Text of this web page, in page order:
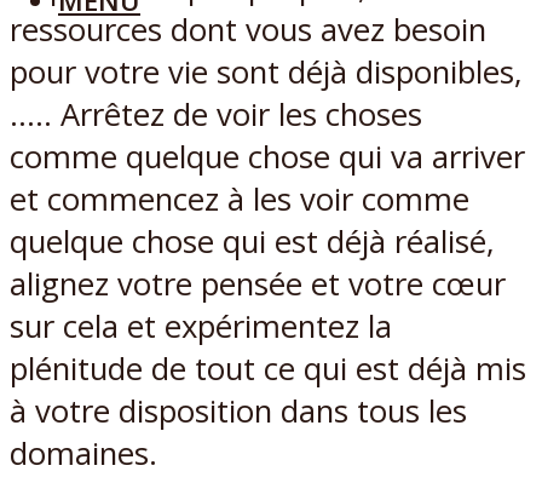
ressources dont vous avez besoin
pour votre vie sont déjà disponibles,
….. Arrêtez de voir les choses
comme quelque chose qui va arriver
et commencez à les voir comme
quelque chose qui est déjà réalisé,
alignez votre pensée et votre cœur
sur cela et expérimentez la
plénitude de tout ce qui est déjà mis
à votre disposition dans tous les
domaines.